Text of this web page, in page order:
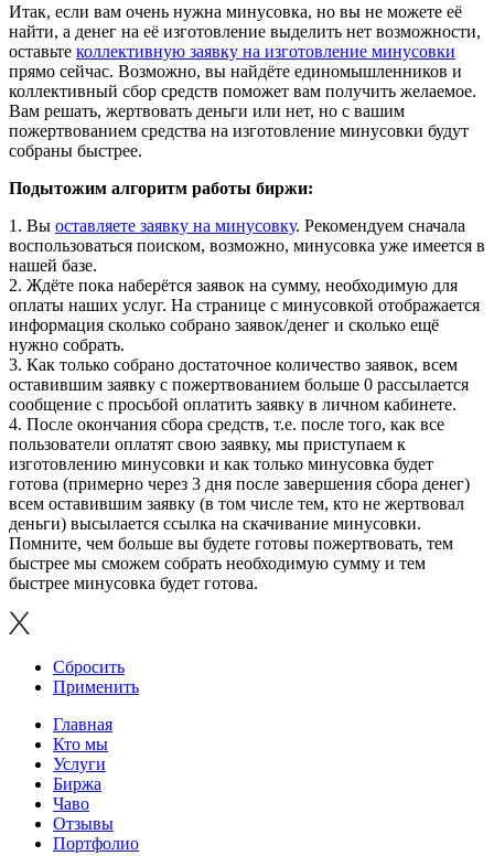
Итак, если вам очень нужна минусовка, но вы не можете её
найти, а денег на её изготовление выделить нет возможности,
оставьте коллективную заявку на изготовление минусовки
прямо сейчас. Возможно, вы найдёте единомышленников и
коллективный сбор средств поможет вам получить желаемое.
Вам решать, жертвовать деньги или нет, но с вашим
пожертвованием средства на изготовление минусовки будут
собраны быстрее.
Подытожим алгоритм работы биржи:
1. Вы оставляете заявку на минусовку. Рекомендуем сначала
воспользоваться поиском, возможно, минусовка уже имеется в
нашей базе.
2. Ждёте пока наберётся заявок на сумму, необходимую для
оплаты наших услуг. На странице с минусовкой отображается
информация сколько собрано заявок/денег и сколько ещё
нужно собрать.
3. Как только собрано достаточное количество заявок, всем
оставившим заявку с пожертвованием больше 0 рассылается
сообщение с просьбой оплатить заявку в личном кабинете.
4. После окончания сбора средств, т.е. после того, как все
пользователи оплатят свою заявку, мы приступаем к
изготовлению минусовки и как только минусовка будет
готова (примерно через 3 дня после завершения сбора денег)
всем оставившим заявку (в том числе тем, кто не жертвовал
деньги) высылается ссылка на скачивание минусовки.
Помните, чем больше вы будете готовы пожертвовать, тем
быстрее мы сможем собрать необходимую сумму и тем
быстрее минусовка будет готова.
Сбросить
Применить
Главная
Кто мы
Услуги
Биржа
Чаво
Отзывы
Портфолио